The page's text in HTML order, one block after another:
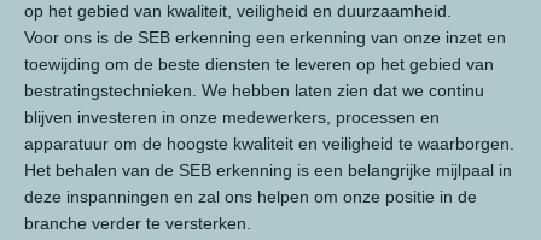
op het gebied van kwaliteit, veiligheid en duurzaamheid.
Voor ons is de SEB erkenning een erkenning van onze inzet en
toewijding om de beste diensten te leveren op het gebied van
bestratingstechnieken. We hebben laten zien dat we continu
blijven investeren in onze medewerkers, processen en
apparatuur om de hoogste kwaliteit en veiligheid te waarborgen.
Het behalen van de SEB erkenning is een belangrijke mijlpaal in
deze inspanningen en zal ons helpen om onze positie in de
branche verder te versterken.